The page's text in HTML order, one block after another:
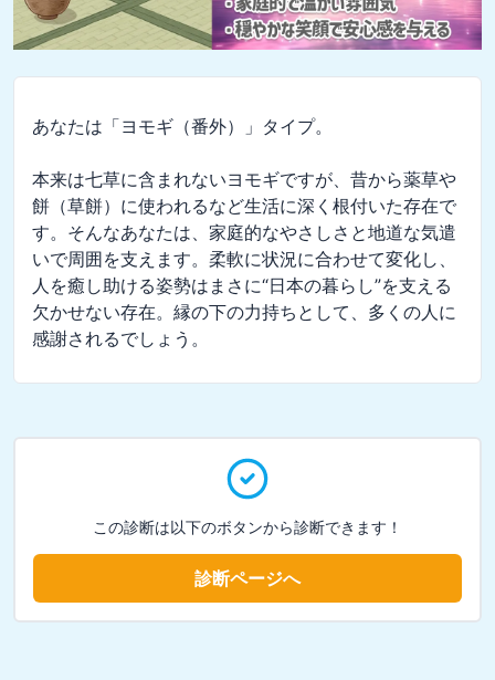
あなたは「ヨモギ（番外）」タイプ。
本来は七草に含まれないヨモギですが、昔から薬草や
餅（草餅）に使われるなど生活に深く根付いた存在で
す。そんなあなたは、家庭的なやさしさと地道な気遣
いで周囲を支えます。柔軟に状況に合わせて変化し、
人を癒し助ける姿勢はまさに“日本の暮らし”を支える
欠かせない存在。縁の下の力持ちとして、多くの人に
感謝されるでしょう。
この診断は以下のボタンから診断できます！
診断ページへ